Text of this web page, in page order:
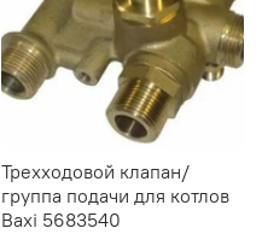
Трехходовой клапан/
группа подачи для котлов
Baxi 5683540